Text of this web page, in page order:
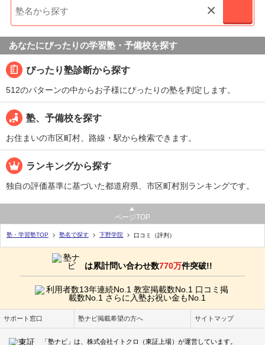
×
あなたにぴったりの学習塾・予備校を探す
ぴったり塾診断から探す
512のパターンの中からお子様にぴったりの塾を判定します。
塾、予備校を探す
お住まいの市区町村、路線・駅から検索できます。
ランキングから探す
独自の評価基準に基づいた都道府県、市区町村別ランキングです。
ページTOP
塾・学習塾TOP 塾名で探す 下野学院 口コミ（評判）
は累計問い合わせ数770万件突破!!
サポート窓口 塾ナビ掲載希望の方へ サイトマップ
「塾ナビ」は、株式会社イトクロ（東証上場）が運営しています。